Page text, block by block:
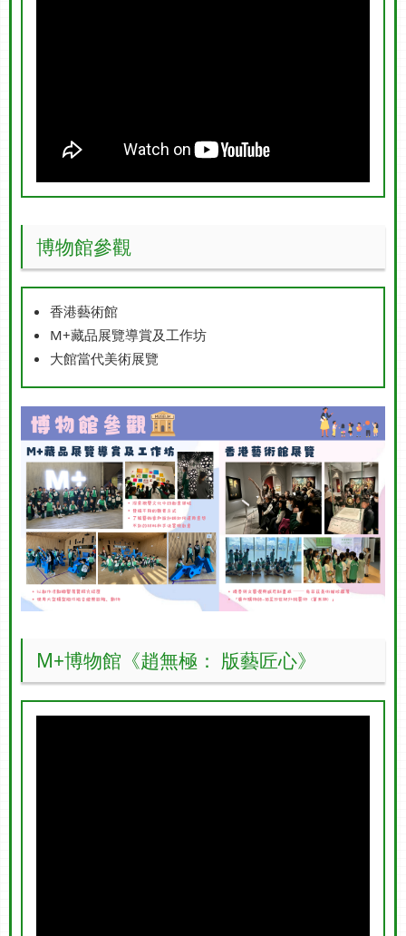
博物館參觀
香港藝術館
M+藏品展覽導賞及工作坊
大館當代美術展覽
M+博物館《趙無極： 版藝匠心》